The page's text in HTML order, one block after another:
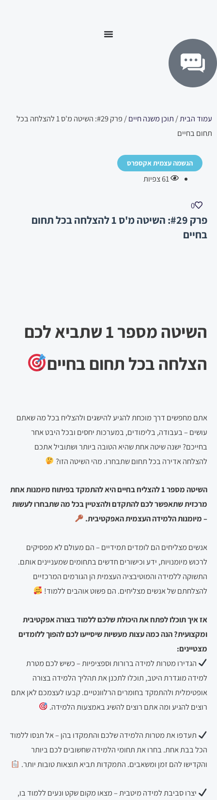
עמוד הבית/ תוכן משנה חיים
/ פרק #29: השיטה מ'ס 1 להצלחה בכל
תחום בחיים
הגשמה עצמית אקספרס
61צפיות
0
פרק #29: השיטה מ'ס 1 להצלחה בכל תחום
בחיים
השיטה מספר 1 שתביא לכם
הצלחה בכל תחום בחיים
אתם מחפשים דרך מוכחת להגיע להישגים ולהצליח בכל מה שאתם
עושים – בעבודה, בלימודים, במערכות יחסים ובכל היבט אחר
בחייכם? ישנה שיטה אחת שהיא הטובה ביותר ושתוביל אתכם
להצלחה אדירה בכל תחום שתבחרו. מהי השיטה הזו?
השיטה מספר 1 להצליח בחיים היא להתמקד בפיתוח מיומנות אחת
מרכזית שתאפשר לכם להתקדם ולהצטיין בכל מה שתבחרו לעשות
– מיומנות הלמידה העצמית האפקטיבית.
אנשים מצליחים הם לומדים תמידיים – הם מעולם לא מפסיקים
לרכוש מיומנויות, ידע וכישורים חדשים בתחומים שמעניינים אותם.
התשוקה ללמידה והמוטיבציה העצמית הן הגורמים המרכזיים
להצלחתם של אנשים מצליחים. הם פשוט אוהבים ללמוד!
אז איך תוכלו לפתח את היכולת שלכם ללמוד בצורה אפקטיבית
ומקצועית? הנה כמה עצות מעשיות שיסייעו לכם להפוך ללומדים
מצטיינים:
הגדירו מטרות למידה ברורות וספציפיות – כשיש לכם מטרת
למידה מוגדרת היטב, תוכלו לתכנן את תהליך הלמידה בצורה
אופטימלית ולהתמקד בחומרים הרלוונטיים. קבעו לעצמכם לאן אתם
רוצים להגיע ומה אתם רוצים להשיג באמצעות הלמידה.
תעדפו את מטרות הלמידה שלכם והתמקדו בהן – אל תנסו ללמוד
הכל בבת אחת. בחרו את תחומי הלמידה שחשובים לכם ביותר
והקדישו להם זמן ומשאבים. התמקדות תביא תוצאות טובות יותר.
יצרו סביבת למידה מיטבית – מצאו מקום שקט ונעים ללמוד בו,